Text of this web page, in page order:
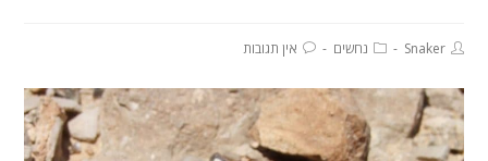
Snaker נחשים אין תגובות